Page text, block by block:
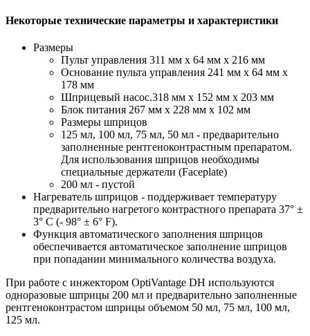
Некоторые технические параметры и характеристики
Размеры
Пульт управления 311 мм x 64 мм x 216 мм
Основание пульта управления 241 мм x 64 мм x
178 мм
Шприцевый насос.318 мм x 152 мм x 203 мм
Блок питания 267 мм x 228 мм x 102 мм
Размеры шприцов
125 мл, 100 мл, 75 мл, 50 мл - предварительно
заполненные рентгеноконтрастным препаратом.
Для использования шприцов необходимы
специальные держатели (Faceplate)
200 мл - пустой
Нагреватель шприцов - поддерживает температуру
предварительно нагретого контрастного препарата 37° ±
3° C (- 98° ± 6° F).
Функция автоматического заполнения шприцов
обеспечивается автоматическое заполнение шприцов
при попадании минимального количества воздуха.
При работе с инжектором OptiVantage DH используются
одноразовые шприцы 200 мл и предварительно заполненные
рентгеноконтрастом шприцы объемом 50 мл, 75 мл, 100 мл,
125 мл.